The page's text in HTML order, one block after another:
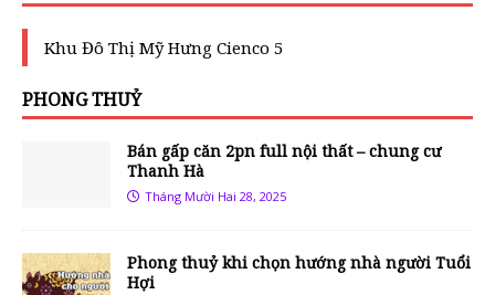
Khu Đô Thị Mỹ Hưng Cienco 5
PHONG THUỶ
Bán gấp căn 2pn full nội thất – chung cư
Thanh Hà
Tháng Mười Hai 28, 2025
Phong thuỷ khi chọn hướng nhà người Tuổi
Hợi